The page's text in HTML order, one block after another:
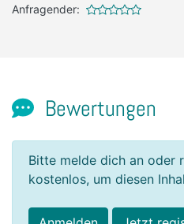
Anfragender:
Bewertungen
Bitte melde dich an oder
kostenlos, um diesen